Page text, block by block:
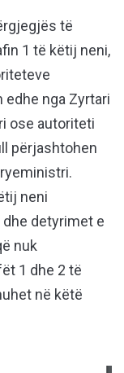
të
1 të këtij neni,
nga Zyrtari
ose autoriteti
përjashtohen
neni
detyrimet e
nuk
1 dhe 2 të
në këtë